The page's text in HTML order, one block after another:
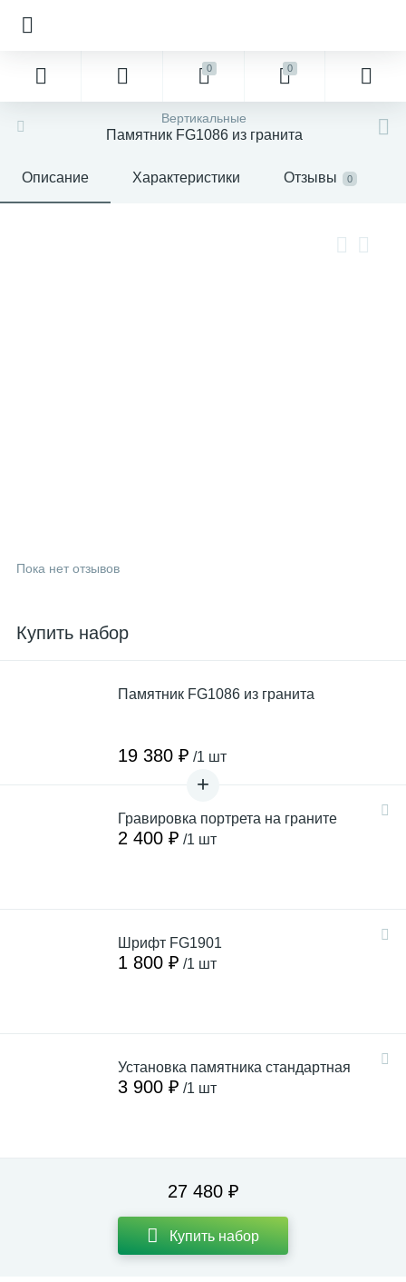
0 0
Вертикальные
Памятник FG1086 из гранита
Описание Характеристики Отзывы 0
Пока нет отзывов
Купить набор
Памятник FG1086 из гранита
19 380 ₽ /1 шт
Гравировка портрета на граните
2 400 ₽ /1 шт
Шрифт FG1901
1 800 ₽ /1 шт
Установка памятника стандартная
3 900 ₽ /1 шт
27 480 ₽
Купить набор